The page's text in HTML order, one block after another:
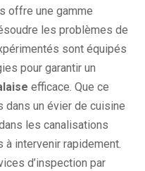
offre une gamme
les problèmes de
sont équipés
pour garantir un
efficace. Que ce
dans un évier de cuisine
les canalisations
intervenir rapidement.
d’inspection par